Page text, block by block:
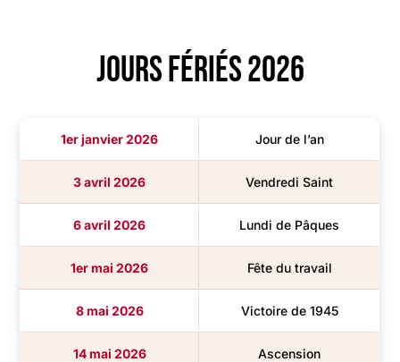
Jours fériés 2026
1er janvier 2026 Jour de l’an
3 avril 2026 Vendredi Saint
6 avril 2026 Lundi de Pâques
1er mai 2026 Fête du travail
8 mai 2026 Victoire de 1945
14 mai 2026 Ascension